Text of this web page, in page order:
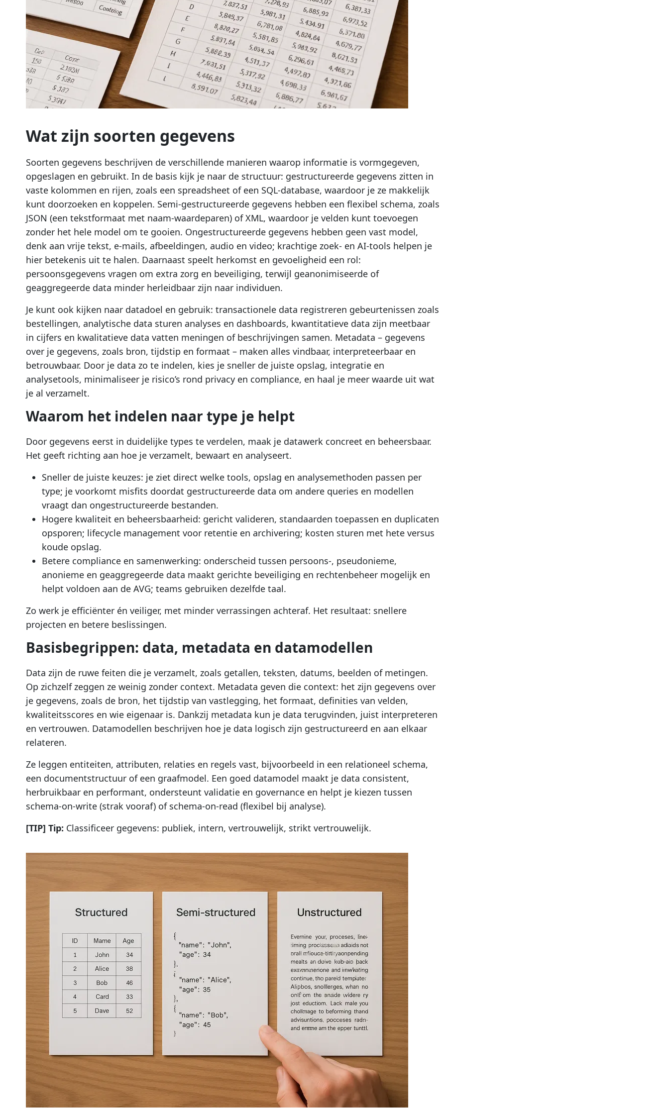
Wat zijn soorten gegevens
Soorten gegevens beschrijven de verschillende manieren waarop informatie is vormgegeven,
opgeslagen en gebruikt. In de basis kijk je naar de structuur: gestructureerde gegevens zitten in
vaste kolommen en rijen, zoals een spreadsheet of een SQL-database, waardoor je ze makkelijk
kunt doorzoeken en koppelen. Semi-gestructureerde gegevens hebben een flexibel schema, zoals
JSON (een tekstformaat met naam-waardeparen) of XML, waardoor je velden kunt toevoegen
zonder het hele model om te gooien. Ongestructureerde gegevens hebben geen vast model,
denk aan vrije tekst, e-mails, afbeeldingen, audio en video; krachtige zoek- en AI-tools helpen je
hier betekenis uit te halen. Daarnaast speelt herkomst en gevoeligheid een rol:
persoonsgegevens vragen om extra zorg en beveiliging, terwijl geanonimiseerde of
geaggregeerde data minder herleidbaar zijn naar individuen.
Je kunt ook kijken naar datadoel en gebruik: transactionele data registreren gebeurtenissen zoals
bestellingen, analytische data sturen analyses en dashboards, kwantitatieve data zijn meetbaar
in cijfers en kwalitatieve data vatten meningen of beschrijvingen samen. Metadata – gegevens
over je gegevens, zoals bron, tijdstip en formaat – maken alles vindbaar, interpreteerbaar en
betrouwbaar. Door je data zo te indelen, kies je sneller de juiste opslag, integratie en
analysetools, minimaliseer je risico’s rond privacy en compliance, en haal je meer waarde uit wat
je al verzamelt.
Waarom het indelen naar type je helpt
Door gegevens eerst in duidelijke types te verdelen, maak je datawerk concreet en beheersbaar.
Het geeft richting aan hoe je verzamelt, bewaart en analyseert.
Sneller de juiste keuzes: je ziet direct welke tools, opslag en analysemethoden passen per
type; je voorkomt misfits doordat gestructureerde data om andere queries en modellen
vraagt dan ongestructureerde bestanden.
Hogere kwaliteit en beheersbaarheid: gericht valideren, standaarden toepassen en duplicaten
opsporen; lifecycle management voor retentie en archivering; kosten sturen met hete versus
koude opslag.
Betere compliance en samenwerking: onderscheid tussen persoons-, pseudonieme,
anonieme en geaggregeerde data maakt gerichte beveiliging en rechtenbeheer mogelijk en
helpt voldoen aan de AVG; teams gebruiken dezelfde taal.
Zo werk je efficiënter én veiliger, met minder verrassingen achteraf. Het resultaat: snellere
projecten en betere beslissingen.
Basisbegrippen: data, metadata en datamodellen
Data zijn de ruwe feiten die je verzamelt, zoals getallen, teksten, datums, beelden of metingen.
Op zichzelf zeggen ze weinig zonder context. Metadata geven die context: het zijn gegevens over
je gegevens, zoals de bron, het tijdstip van vastlegging, het formaat, definities van velden,
kwaliteitsscores en wie eigenaar is. Dankzij metadata kun je data terugvinden, juist interpreteren
en vertrouwen. Datamodellen beschrijven hoe je data logisch zijn gestructureerd en aan elkaar
relateren.
Ze leggen entiteiten, attributen, relaties en regels vast, bijvoorbeeld in een relationeel schema,
een documentstructuur of een graafmodel. Een goed datamodel maakt je data consistent,
herbruikbaar en performant, ondersteunt validatie en governance en helpt je kiezen tussen
schema-on-write (strak vooraf) of schema-on-read (flexibel bij analyse).
[TIP] Tip: Classificeer gegevens: publiek, intern, vertrouwelijk, strikt vertrouwelijk.